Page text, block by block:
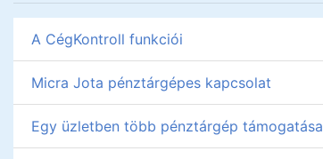
A CégKontroll funkciói
Micra Jota pénztárgépes kapcsolat
Egy üzletben több pénztárgép támogatása